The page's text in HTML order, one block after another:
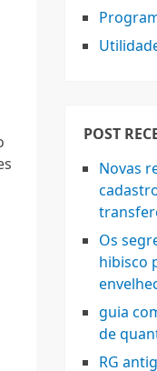
POST
Novas
Os
hibisco
guia
de
RG